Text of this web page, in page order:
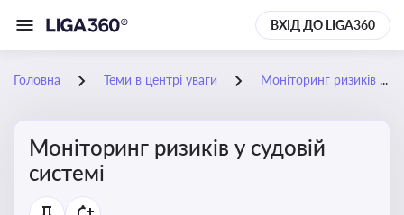
ВХІД ДО LIGA360
Головна Теми в центрі уваги Моніторинг ризиків у судовій системі
Моніторинг ризиків у судовій
системі